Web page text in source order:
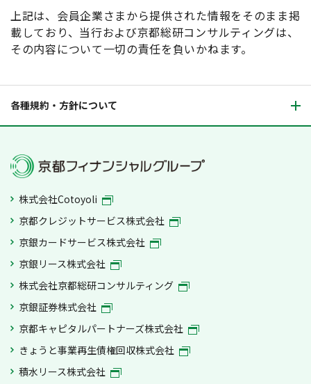
上記は、会員企業さまから提供された情報をそのまま掲
載しており、当行および京都総研コンサルティングは、
その内容について一切の責任を負いかねます。
各種規約・方針について
株式会社Cotoyoli
京都クレジットサービス株式会社
京銀カードサービス株式会社
京銀リース株式会社
株式会社京都総研コンサルティング
京銀証券株式会社
京都キャピタルパートナーズ株式会社
きょうと事業再生債権回収株式会社
積水リース株式会社